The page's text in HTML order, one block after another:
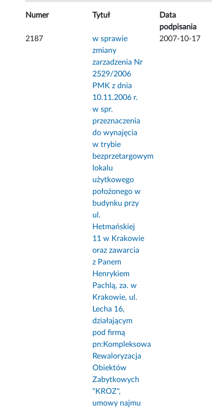
Numer Tytuł
Data
podpisania
2187
w sprawie
zmiany
zarzadzenia Nr
2529/2006
PMK z dnia
10.11.2006 r.
w spr.
przeznaczenia
do wynajęcia
w trybie
bezprzetargowym
lokalu
użytkowego
położonego w
budynku przy
ul.
Hetmańskiej
11 w Krakowie
oraz zawarcia
z Panem
Henrykiem
Pachlą, za. w
Krakowie, ul.
Lecha 16,
działającym
pod firmą
pn:Kompleksowa
Rewaloryzacja
Obiektów
Zabytkowych
"KROZ",
umowy najmu
2007-10-17